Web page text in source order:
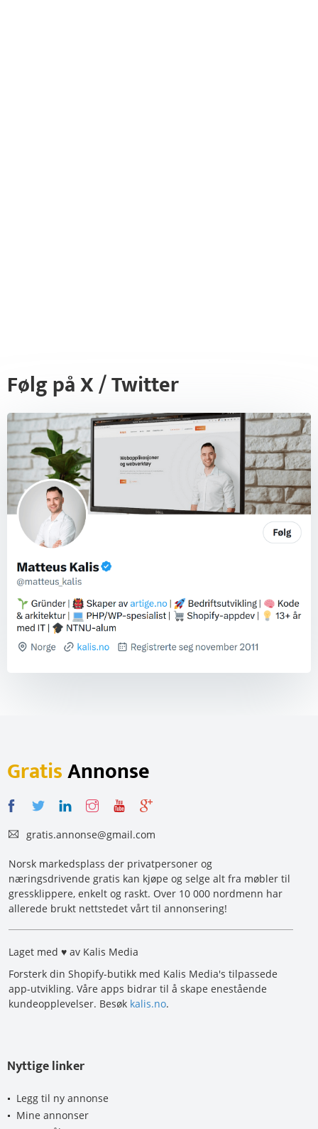
Følg på X / Twitter
GratisAnnonse
gratis.annonse@gmail.com
Norsk markedsplass der privatpersoner og
næringsdrivende gratis kan kjøpe og selge alt fra møbler til
gressklippere, enkelt og raskt. Over 10 000 nordmenn har
allerede brukt nettstedet vårt til annonsering!
Laget med ♥ av Kalis Media
Forsterk din Shopify-butikk med Kalis Media's tilpassede
app-utvikling. Våre apps bidrar til å skape enestående
kundeopplevelser. Besøk kalis.no.
Nyttige linker
Legg til ny annonse
Mine annonser